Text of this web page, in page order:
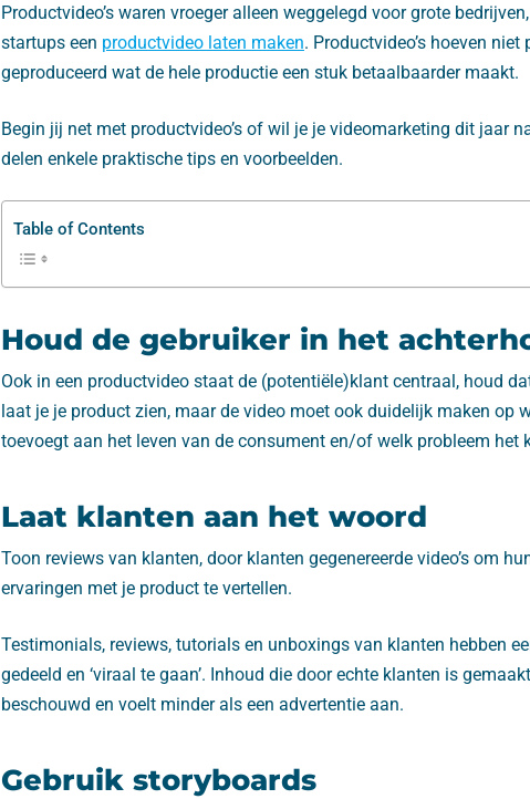
Productvideo’s waren vroeger alleen weggelegd voor grote
startups een productvideo laten maken. Productvideo’s hoeven
geproduceerd wat de hele productie een stuk betaalbaarder maakt.
Begin jij net met productvideo’s of wil je je videomarketing dit jaar
delen enkele praktische tips en voorbeelden.
Table of Contents
Houd de gebruiker in het
Ook in een productvideo staat de (potentiële)klant centraal, houd
laat je je product zien, maar de video moet ook duidelijk maken op
toevoegt aan het leven van de consument en/of welk probleem het
Laat klanten aan het woord
Toon reviews van klanten, door klanten gegenereerde video’s om
ervaringen met je product te vertellen.
Testimonials, reviews, tutorials en unboxings van klanten hebben
gedeeld en ‘viraal te gaan’. Inhoud die door echte klanten is
beschouwd en voelt minder als een advertentie aan.
Gebruik storyboards